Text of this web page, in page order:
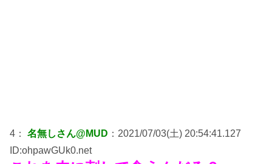
4： 名無しさん@MUD ：2021/07/03(土) 20:54:41.127
ID:ohpawGUk0.net